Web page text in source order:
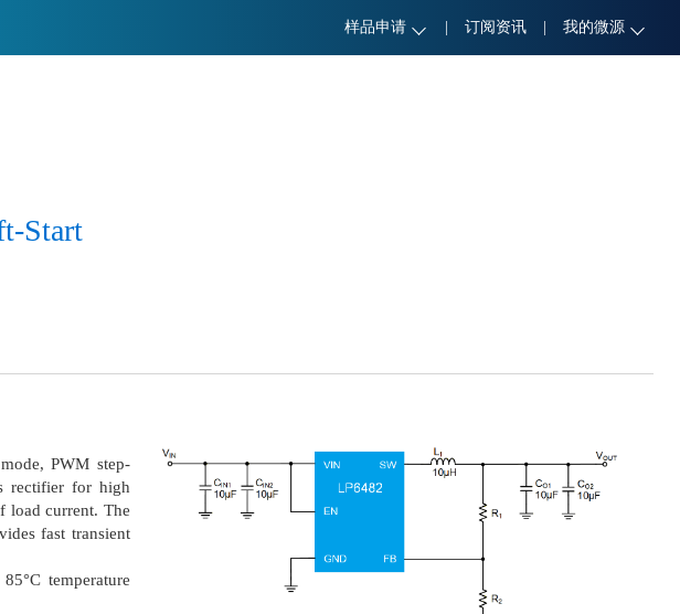
样品申请 订阅资讯 我的微源
Start
PWM step-
rectifier for high
load current. The
fast transient
temperature